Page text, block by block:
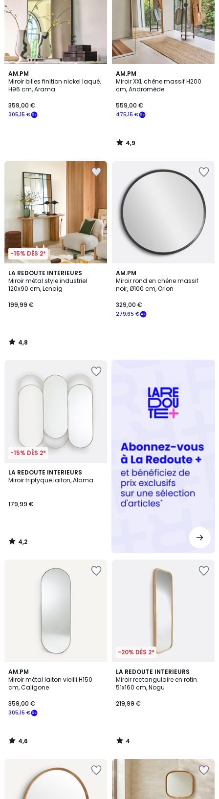
AM.PM
Miroir billes finition nickel laqué,
H96 cm, Arama
305,15 €
359,00 €
AM.PM
Miroir XXL chêne massif H200
cm, Andromède
475,15 €
559,00 €
4,9
/ 5
4,9
/
-15% DÈS 2*
LA REDOUTE INTERIEURS
Miroir métal style industriel
120x90 cm, Lenaig
199,99 €
4,8
/ 5
4,8
/
AM.PM
Miroir rond en chêne massif
noir, Ø100 cm, Orion
279,65 €
329,00 €
-15% DÈS 2*
LA REDOUTE INTERIEURS
Miroir triptyque laiton, Alama
179,99 €
4,2
/ 5
4,2
/
AM.PM
Miroir métal laiton vieilli H150
cm, Caligone
305,15 €
359,00 €
4,6
/ 5
4,6
/
-20% DÈS 2*
LA REDOUTE INTERIEURS
Miroir rectangulaire en rotin
51x160 cm, Nogu
219,99 €
4
/
5
4
/